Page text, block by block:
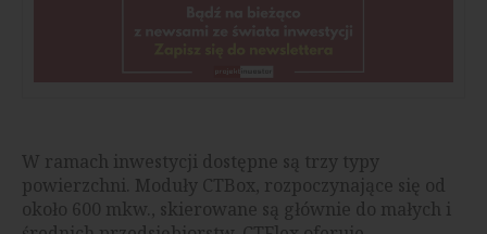
W ramach inwestycji dostępne są trzy typy
powierzchni. Moduły CTBox, rozpoczynające się od
około 600 mkw., skierowane są głównie do małych i